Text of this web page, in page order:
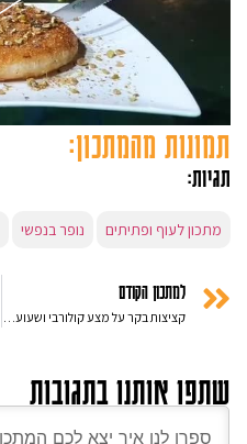
תמונות מהמתכון:
תגיות:
מתכון לעוף ופתיתים נופר בנפשי
למתכון הקודם
שתפו אותנו בתגובות